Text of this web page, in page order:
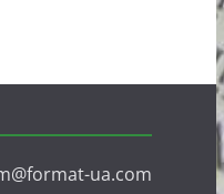
ua.com